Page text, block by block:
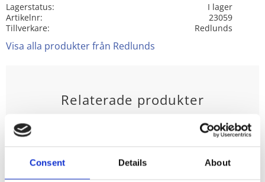
Consent Details About
Lagerstatus
I lager
Artikelnr
23059
Tillverkare
Redlunds
Visa alla produkter från Redlunds
Relaterade produkter